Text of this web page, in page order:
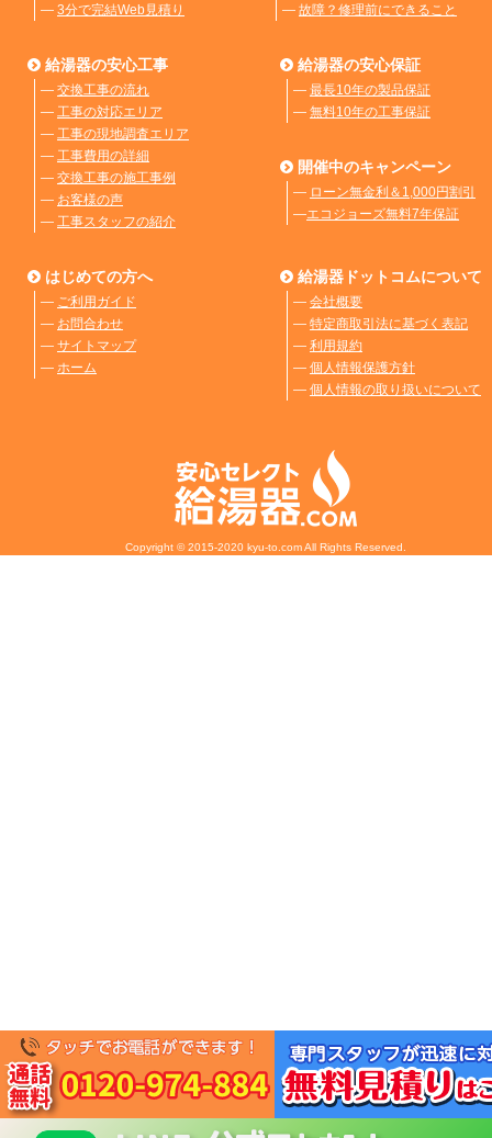
― 3分で完結Web見積り
― 故障？修理前にできること
給湯器の安心工事
― 交換工事の流れ
― 工事の対応エリア
― 工事の現地調査エリア
― 工事費用の詳細
― 交換工事の施工事例
― お客様の声
― 工事スタッフの紹介
給湯器の安心保証
― 最長10年の製品保証
― 無料10年の工事保証
開催中のキャンペーン
― ローン無金利＆1,000円割引
―エコジョーズ無料7年保証
はじめての方へ
― ご利用ガイド
― お問合わせ
― サイトマップ
― ホーム
給湯器ドットコムについて
― 会社概要
― 特定商取引法に基づく表記
― 利用規約
― 個人情報保護方針
― 個人情報の取り扱いについて
Copyright © 2015-2020 kyu-to.com All Rights Reserved.